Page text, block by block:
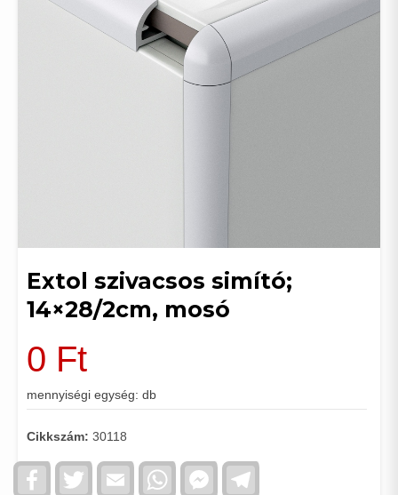
Extol szivacsos simító;
14×28/2cm, mosó
0 Ft
mennyiségi egység: db
Cikkszám: 30118
FacebookTwitter Email WhatsAppFacebook
Messenger